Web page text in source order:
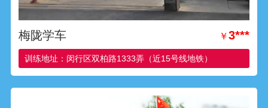
梅陇学车 ￥3***
训练地址：闵行区双柏路1333弄（近15号线地铁）